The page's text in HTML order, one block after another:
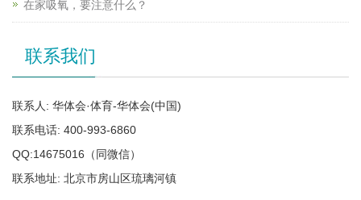
在家吸氧，要注意什么？
联系我们
联系人: 华体会·体育-华体会(中国)
联系电话: 400-993-6860
QQ:14675016（同微信）
联系地址: 北京市房山区琉璃河镇